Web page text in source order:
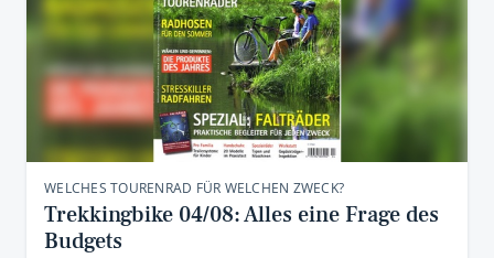
WELCHES TOURENRAD FÜR WELCHEN ZWECK?
Trekkingbike 04/08: Alles eine Frage des
Budgets